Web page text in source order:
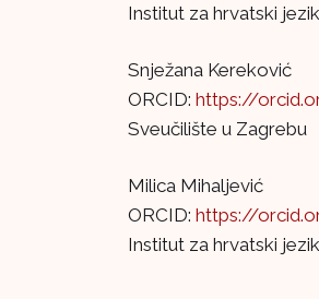
Institut za hrvatski
Snježana Kereković
ORCID: https://
Sveučilište u Zagrebu
Milica Mihaljević
ORCID: https://
Institut za hrvatski